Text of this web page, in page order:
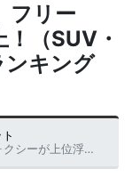
フリー
（SUV・
ンキング
ランキングTOP20・2026年2月）